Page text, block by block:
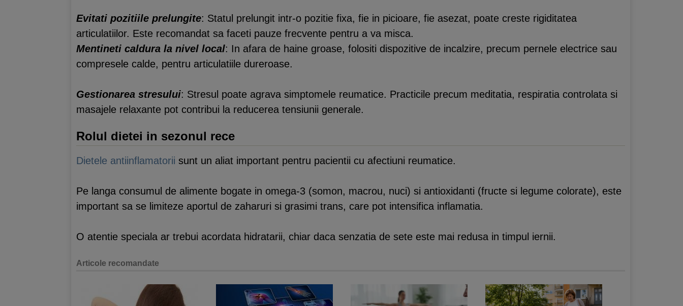
Evitati pozitiile prelungite: Statul prelungit intr-o pozitie fixa, fie in picioare, fie asezat, poate creste rigiditatea
articulatiilor. Este recomandat sa faceti pauze frecvente pentru a va misca.
Mentineti caldura la nivel local: In afara de haine groase, folositi dispozitive de incalzire, precum pernele electrice sau
compresele calde, pentru articulatiile dureroase.
Gestionarea stresului: Stresul poate agrava simptomele reumatice. Practicile precum meditatia, respiratia controlata si
masajele relaxante pot contribui la reducerea tensiunii generale.
Rolul dietei in sezonul rece
Dietele antiinflamatorii sunt un aliat important pentru pacientii cu afectiuni reumatice.
Pe langa consumul de alimente bogate in omega-3 (somon, macrou, nuci) si antioxidanti (fructe si legume colorate), este
important sa se limiteze aportul de zaharuri si grasimi trans, care pot intensifica inflamatia.
O atentie speciala ar trebui acordata hidratarii, chiar daca senzatia de sete este mai redusa in timpul iernii.
Articole recomandate